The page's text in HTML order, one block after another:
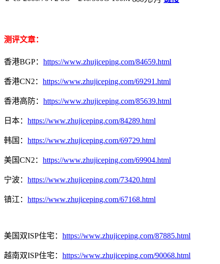
测评文章：
香港BGP： https://www.zhujiceping.com/84659.html
香港CN2： https://www.zhujiceping.com/69291.html
香港高防： https://www.zhujiceping.com/85639.html
日本： https://www.zhujiceping.com/84289.html
韩国： https://www.zhujiceping.com/69729.html
美国CN2： https://www.zhujiceping.com/69904.html
宁波： https://www.zhujiceping.com/73420.html
镇江： https://www.zhujiceping.com/67168.html
美国双ISP住宅： https://www.zhujiceping.com/87885.html
越南双ISP住宅： https://www.zhujiceping.com/90068.html